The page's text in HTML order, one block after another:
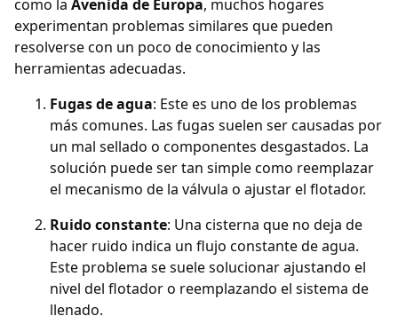
como la Avenida de Europa, muchos hogares
experimentan problemas similares que pueden
resolverse con un poco de conocimiento y las
herramientas adecuadas.
Fugas de agua: Este es uno de los problemas
más comunes. Las fugas suelen ser causadas por
un mal sellado o componentes desgastados. La
solución puede ser tan simple como reemplazar
el mecanismo de la válvula o ajustar el flotador.
Ruido constante: Una cisterna que no deja de
hacer ruido indica un flujo constante de agua.
Este problema se suele solucionar ajustando el
nivel del flotador o reemplazando el sistema de
llenado.